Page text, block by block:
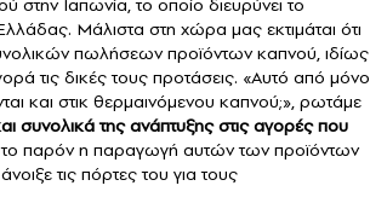
Ιαπωνία, το οποίο διευρύνει το
Μάλιστα στη χώρα μας εκτιμάται ότι
πωλήσεων προϊόντων καπνού, ιδίως
τις δικές τους προτάσεις. «Αυτό από μόνο
και στικ θερμαινόμενου καπνού;», ρωτάμε
συνολικά της ανάπτυξης στις αγορές που
το παρόν η παραγωγή αυτών των προϊόντων
τις πόρτες του για τους